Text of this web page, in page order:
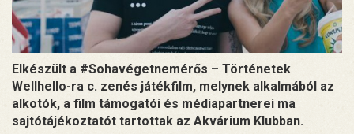
Elkészült a #Sohavégetnemérős – Történetek
Wellhello-ra c. zenés játékfilm, melynek alkalmából az
alkotók, a film támogatói és médiapartnerei ma
sajtótájékoztatót tartottak az Akvárium Klubban.